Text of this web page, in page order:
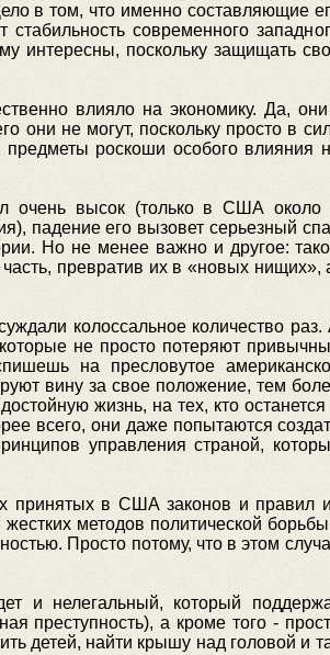
в том, что именно составляющие
современного
интересны, поскольку защищать
влияло на экономику. Да,
они не могут, поскольку просто в
предметы роскоши особого влияния
очень высок (только в США около
падение его вызовет серьезный
Но не менее важно и другое:
превратив их в «новых нищих»,
колоссальное количество раз.
не просто потеряют
на пресловутое
вину за свое положение, тем
жизнь, на тех, кто останется
всего, они даже попытаются
управления страной,
принятых в США законов и правил
методов политической
Просто потому, что в этом
и нелегальный, который
преступность), а кроме того -
детей, найти крышу над головой и